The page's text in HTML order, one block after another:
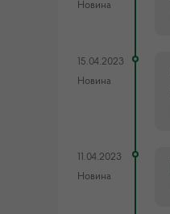
Новина
15.04.2023
Новина
11.04.2023
Новина